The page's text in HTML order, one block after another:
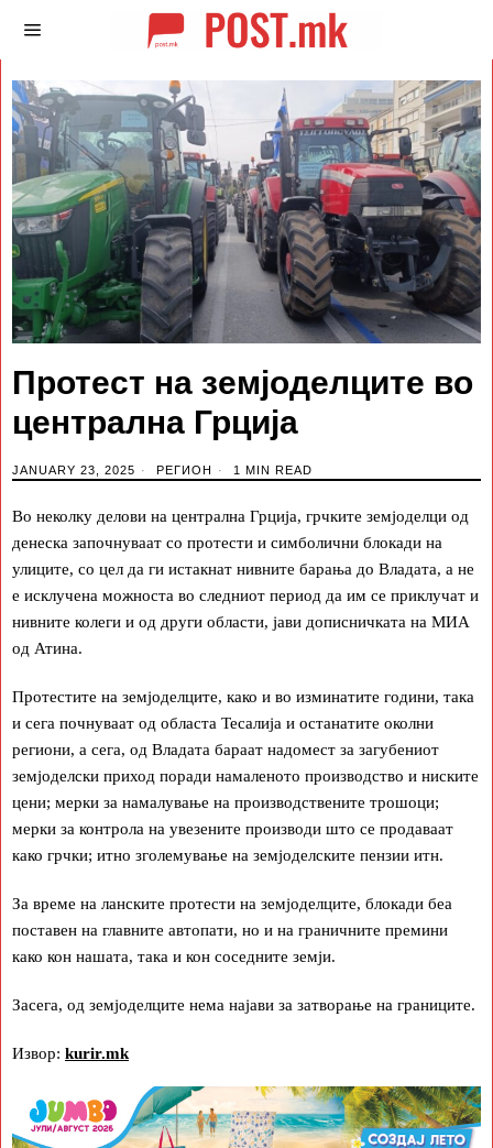
Протест на земјоделците во
централна Грција
JANUARY 23, 2025 РЕГИОН 1 MIN READ
Во неколку делови на централна Грција, грчките земјоделци од
денеска започнуваат со протести и симболични блокади на
улиците, со цел да ги истакнат нивните барања до Владата, а не
е исклучена можноста во следниот период да им се приклучат и
нивните колеги и од други области, јави дописничката на МИА
од Атина.
Протестите на земјоделците, како и во изминатите години, така
и сега почнуваат од областа Тесалија и останатите околни
региони, а сега, од Владата бараат надомест за загубениот
земјоделски приход поради намаленото производство и ниските
цени; мерки за намалување на производствените трошоци;
мерки за контрола на увезените производи што се продаваат
како грчки; итно зголемување на земјоделските пензии итн.
За време на ланските протести на земјоделците, блокади беа
поставен на главните автопати, но и на граничните премини
како кон нашата, така и кон соседните земји.
Засега, од земјоделците нема најави за затворање на границите.
Извор: kurir.mk